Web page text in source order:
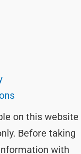
on this website
Before taking
with